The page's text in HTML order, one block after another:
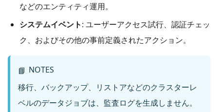
などのエンティティ運用。
システムイベント: ユーザーアクセス試行、認証チェッ
ク、およびその他の事前定義されたアクション。
📘 NOTES
移行、バックアップ、リストアなどのクラスターレ
ベルのデータジョブは、監査ログを生成しません。